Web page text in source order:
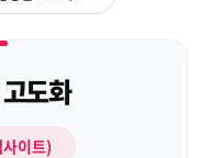
도화
이트)